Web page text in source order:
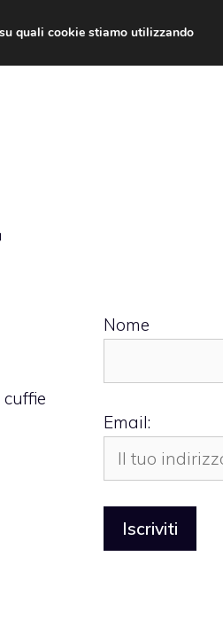
Nome
Email:
quali cookie stiamo utilizzando